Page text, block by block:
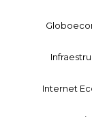
Internet